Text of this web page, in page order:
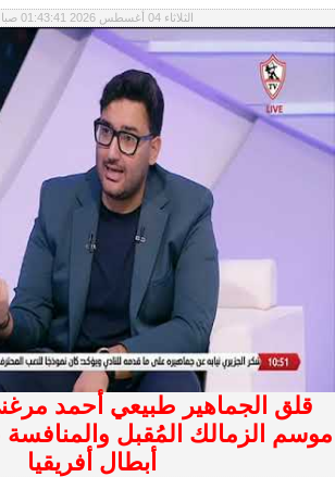
الثلاثاء 04 أغسطس 2026 01:43:41 صباحاً
قلق الجماهير طبيعي أحمد
موسم الزمالك المُقبل
أبطال أفريقيا